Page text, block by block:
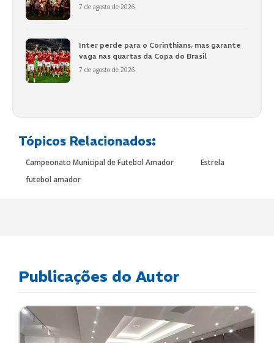
7 de agosto de 2026
Inter perde para o Corinthians, mas garante
vaga nas quartas da Copa do Brasil
7 de agosto de 2026
Tópicos Relacionados:
Campeonato Municipal de Futebol Amador
Estrela
futebol amador
Publicações do Autor